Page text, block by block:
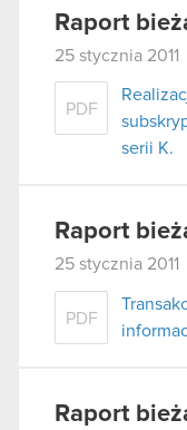
Raport
25 stycznia 2011
PDF
serii K.
Raport
25 stycznia 2011
PDF
Raport